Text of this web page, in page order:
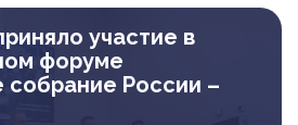
участие в
форуме
России –